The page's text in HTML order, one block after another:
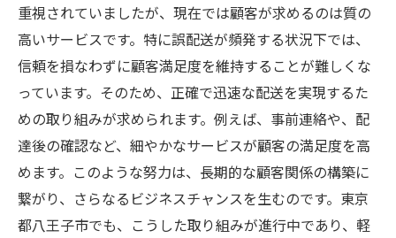
軽貨物ドライバーが信頼を築くための質の高い
配送方法
信頼を築くための基本的な配慮
高品質な配送を実現するための戦略
顧客との信頼関係を築く方法
配送効率と品質のバランスを取る方法
最新技術を活用した配送の質向上
信頼を得るためのアフターサービスの重要
重視されていましたが、現在では顧客が求めるのは質の
高いサービスです。特に誤配送が頻発する状況下では、
信頼を損なわずに顧客満足度を維持することが難しくな
っています。そのため、正確で迅速な配送を実現するた
めの取り組みが求められます。例えば、事前連絡や、配
達後の確認など、細やかなサービスが顧客の満足度を高
めます。このような努力は、長期的な顧客関係の構築に
繋がり、さらなるビジネスチャンスを生むのです。東京
都八王子市でも、こうした取り組みが進行中であり、軽